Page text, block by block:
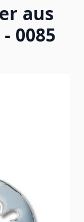
aus
0085